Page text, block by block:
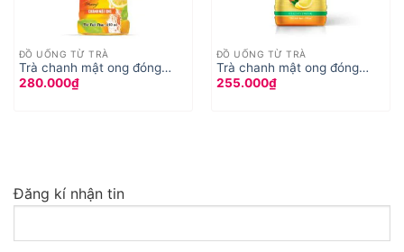
ĐỒ UỐNG TỪ TRÀ
Trà chanh mật ong đóng
chai 450ml
280.000₫
ĐỒ UỐNG TỪ TRÀ
Trà chanh mật ong đóng
chai
255.000₫
Đăng kí nhận tin